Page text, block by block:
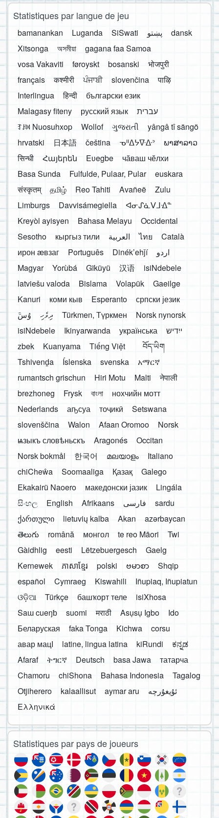
Statistiques par langue de jeu
bamanankan Luganda SiSwati پښتو
dansk
Xitsonga
অসমীয়া
gagana faa Samoa
vosa Vakaviti
føroyskt bosanski
भोजपुरी
français
कश्मीरी ਪੰਜਾਬੀ slovenčina
पाऴि
Interlingua
हिन्दी
български език
Malagasy fiteny
русский язык
עברית
ꆈꌠ꒿ Nuosuhxop
Wollof ગુજરાતી
yângâ tî sängö
hrvatski
日本語 čeština ᓀᐦᐃᔭᐍᐏᐣ
ພາສາລາວ
सिन्धी
Հայերեն Eʋegbe
чӑваш чӗлхи
Basa Sunda
Fulfulde, Pulaar, Pular
euskara
संस्कृतम्
தமிழ் Reo Tahiti Avañeẽ
Zulu
Limburgs
Davvisámegiella
ᐊᓂᔑᓈᐯᒧᐎᓐ
Kreyòl ayisyen
Bahasa Melayu
Occidental
Sesotho
кыргыз тили العربية ไทย
Català
ирон æвзаг
Português Dinékʼehǰí
اردو
Magyar
Yorùbá Gĩkũyũ 汉语
isiNdebele
latviešu valoda
Bislama Volapük
Gaeilge
Kanuri
коми кыв Esperanto
српски језик
َوُسَ
ދިވެހި Türkmen, Түркмен
Norsk nynorsk
isiNdebele
Ikinyarwanda українська
ייִדיש
zbek
Kuanyama Tiếng Việt
བོད་ཡིག
Tshivenḓa
Íslenska svenska
አማርኛ
rumantsch grischun
Hiri Motu Malti
नेपाली
brezhoneg
Frysk বাংলা
нохчийн мотт
Nederlands
аҧсуа тоҷикӣ
Setswana
slovenščina
Walon Afaan Oromoo
Norsk
ѩзыкъ словѣньскъ
Aragonés
Occitan
Norsk bokmål
한국어 മലയാളം
Italiano
chiCheŵa
Soomaaliga Қазақ
Galego
Ekakairũ Naoero
македонски јазик
Lingála
සිංහල
English Afrikaans فارسی
sardu
ქართული
lietuvių kalba Akan
azərbaycan
తెలుగు
română монгол te reo Māori
Twi
Gàidhlig
eesti Lëtzebuergesch
Gaelg
Kernewek
ភាសាខ្មែរ polski ဗမာစာ
Shqip
español
Cymraeg Kiswahili
Iñupiaq, Iñupiatun
ଓଡ଼ିଆ
Türkçe башҡорт теле
isiXhosa
Saɯ cueŋƅ
suomi मराठी Asụsụ Igbo
Ido
Беларуская
faka Tonga Kichwa
corsu
авар мацӀ
latine, lingua latina kiRundi
ಕನ್ನಡ
Afaraf
ትግርኛ Deutsch basa Jawa
татарча
Chamoru
chiShona Bahasa Indonesia
Tagalog
Otjiherero
kalaallisut aymar aru
Ελληνικά
Statistiques par pays de joueurs